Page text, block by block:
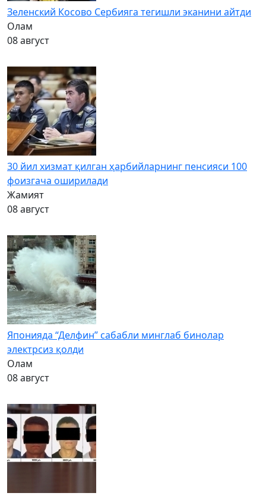
Зеленский Косово Сербияга тегишли эканини айтди
Олам
08 август
30 йил хизмат қилган ҳарбийларнинг пенсияси 100
фоизгача оширилади
Жамият
08 август
Японияда “Делфин” сабабли минглаб бинолар
электрсиз қолди
Олам
08 август